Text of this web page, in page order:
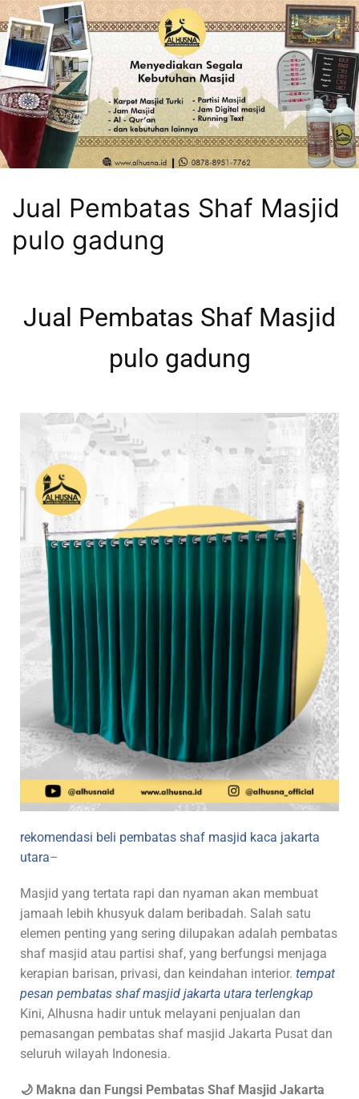
Jual Pembatas Shaf Masjid
pulo gadung
Jual Pembatas Shaf Masjid
pulo gadung
rekomendasi beli pembatas shaf masjid kaca jakarta
utara–
Masjid yang tertata rapi dan nyaman akan membuat
jamaah lebih khusyuk dalam beribadah. Salah satu
elemen penting yang sering dilupakan adalah pembatas
shaf masjid atau partisi shaf, yang berfungsi menjaga
kerapian barisan, privasi, dan keindahan interior. tempat
pesan pembatas shaf masjid jakarta utara terlengkap
Kini, Alhusna hadir untuk melayani penjualan dan
pemasangan pembatas shaf masjid Jakarta Pusat dan
seluruh wilayah Indonesia.
🌙 Makna dan Fungsi Pembatas Shaf Masjid Jakarta